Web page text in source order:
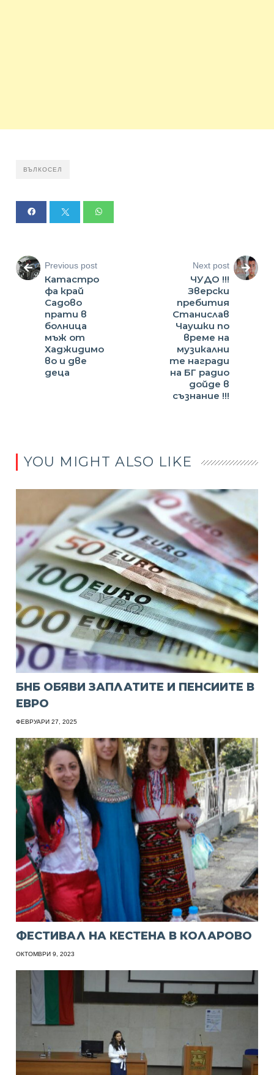
ВЪЛКОСЕЛ
Previous post
Катастро
фа край
Садово
прати в
болница
мъж от
Хаджидимо
во и две
деца
Next post
ЧУДО !!!
Зверски
пребития
Станислав
Чаушки по
време на
музикални
те награди
на БГ радио
дойде в
съзнание !!!
YOU MIGHT ALSO LIKE
БНБ ОБЯВИ ЗАПЛАТИТЕ И ПЕНСИИТЕ В
ЕВРО
ФЕВРУАРИ 27, 2025
ФЕСТИВАЛ НА КЕСТЕНА В КОЛАРОВО
ОКТОМВРИ 9, 2023